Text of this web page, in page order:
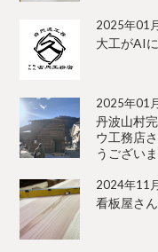
への
感謝
来へ
の誓
2025年01
大工がAI
2025年01
丹波山村
ウ工務店
うござい
2024年11
看板屋さ